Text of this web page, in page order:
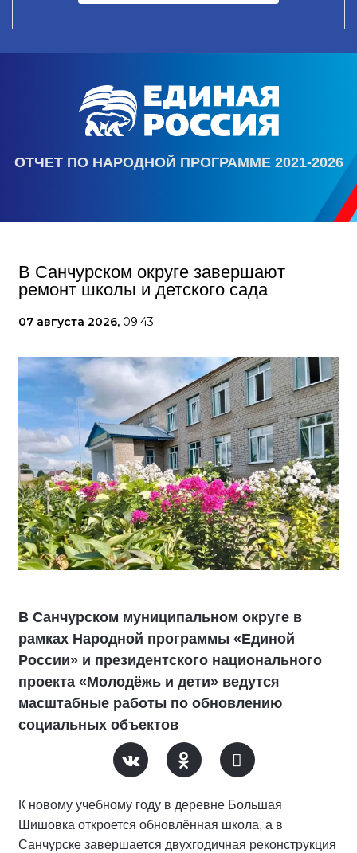
ОТЧЕТ ПО НАРОДНОЙ ПРОГРАММЕ 2021-2026
В Санчурском округе завершают
ремонт школы и детского сада
07 августа 2026, 09:43
В Санчурском муниципальном округе в
рамках Народной программы «Единой
России» и президентского национального
проекта «Молодёжь и дети» ведутся
масштабные работы по обновлению
социальных объектов
К новому учебному году в деревне Большая
Шишовка откроется обновлённая школа, а в
Санчурске завершается двухгодичная реконструкция